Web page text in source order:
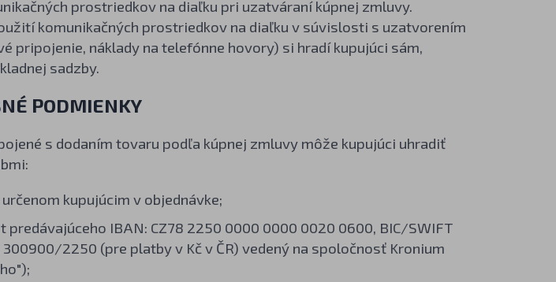
prostriedkov na diaľku pri uzatváraní kúpnej zmluvy.
komunikačných prostriedkov na diaľku v súvislosti s uzatvorením
pripojenie, náklady na telefónne hovory) si hradí kupujúci sám,
sadzby.
PODMIENKY
s dodaním tovaru podľa kúpnej zmluvy môže kupujúci uhradiť
kupujúcim v objednávke;
IBAN: CZ78 2250 0000 0000 0020 0600, BIC/SWIFT
300900/2250 (pre platby v Kč v ČR) vedený na spoločnosť Kronium